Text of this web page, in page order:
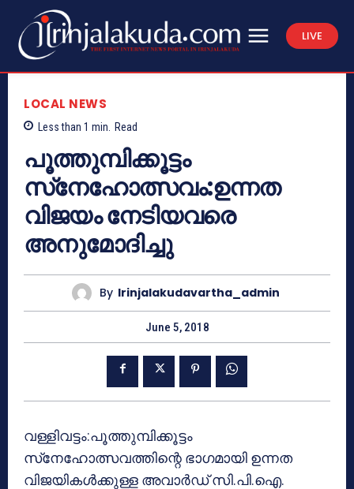
LIVE
LOCAL NEWS
Less than 1 min. Read
പൂത്തുമ്പിക്കൂട്ടം
സ്‌നേഹോത്സവം:ഉന്നത
വിജയം നേടിയവരെ
അനുമോദിച്ചു
By Irinjalakudavartha_admin
June 5, 2018
വള്ളിവട്ടം:പൂത്തുമ്പിക്കൂട്ടം
സ്‌നേഹോത്സവത്തിന്റെ ഭാഗമായി ഉന്നത
വിജയികള്‍ക്കുള്ള അവാര്‍ഡ് സി.പി.ഐ.